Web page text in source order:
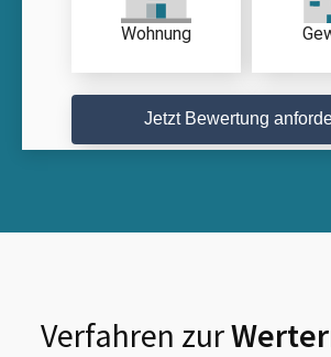
Wohnung
Jetzt Bewertung
Verfahren zur